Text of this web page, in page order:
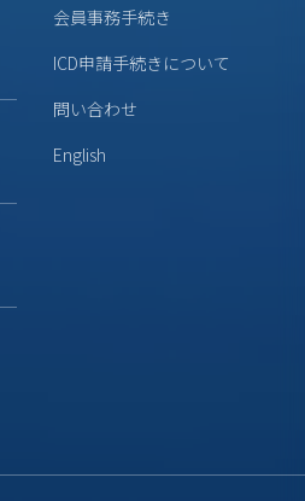
会員事務手続き
ICD申請手続きについて
問い合わせ
English